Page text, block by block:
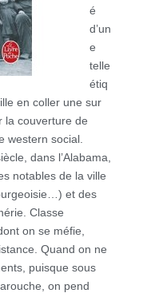
é
d’un
e
telle
étiq
en coller une sur
la couverture de
western social.
dans l’Alabama,
notables de la ville
et des
Classe
on se méfie,
Quand on ne
puisque sous
on pend